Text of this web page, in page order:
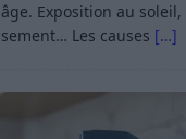
Exposition au soleil,
Les causes […]